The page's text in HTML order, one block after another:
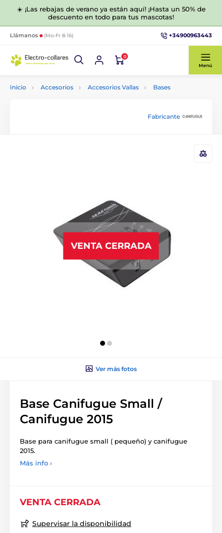
☀️ ¡Las rebajas de verano ya están aquí! ¡Hasta un 50% de
descuento en todo para tus mascotas!
Llámanos (Mo-Fr 8-16) +34900963443
0
Menú
Inicio Accesorios Accesorios Vallas Bases
Fabricante
VENTA CERRADA
Ver más fotos
Base Canifugue Small /
Canifugue 2015
Base para canifugue small ( pequeño) y canifugue
2015.
Más info ›
VENTA CERRADA
Supervisar la disponibilidad